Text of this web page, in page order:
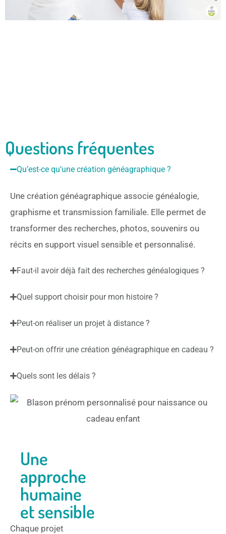
Questions fréquentes
Qu’est-ce qu’une création généagraphique ?
Une création généagraphique associe généalogie,
graphisme et transmission familiale. Elle permet de
transformer des recherches, photos, souvenirs ou
récits en support visuel sensible et personnalisé.
Faut-il avoir déjà fait des recherches généalogiques ?
Quel support choisir pour mon histoire ?
Peut-on réaliser un projet à distance ?
Peut-on offrir une création généagraphique en cadeau ?
Quels sont les délais ?
Une
approche
humaine
et sensible
Chaque projet